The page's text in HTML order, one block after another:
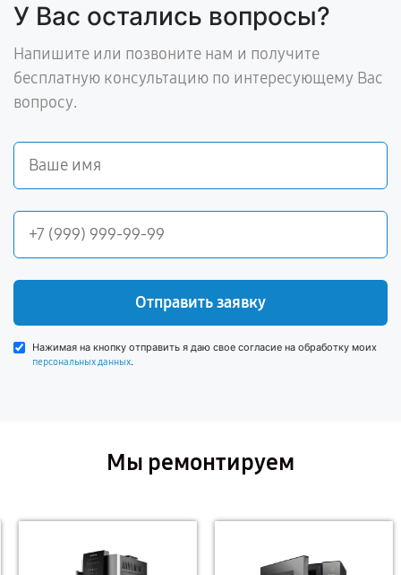
У Вас остались вопросы?
Напишите или позвоните нам и получите
бесплатную консультацию по интересующему Вас
вопросу.
Отправить заявку
Нажимая на кнопку отправить я даю свое согласие на обработку моих
персональных данных.
Мы ремонтируем